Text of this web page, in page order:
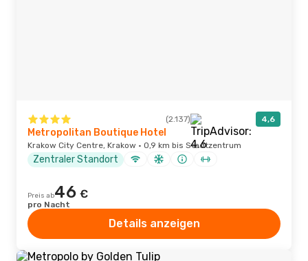
(2.137) 4,6
Metropolitan Boutique Hotel
Krakow City Centre, Krakow · 0,9 km bis Stadtzentrum
Zentraler Standort
Preis ab46 €
pro Nacht
Details anzeigen